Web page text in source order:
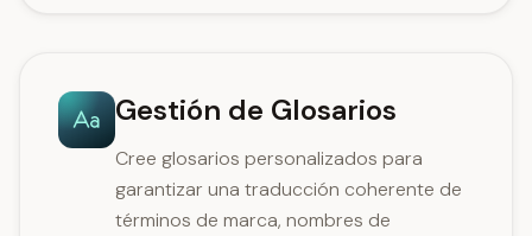
Gestión de Glosarios
Cree glosarios personalizados para
garantizar una traducción coherente de
términos de marca, nombres de